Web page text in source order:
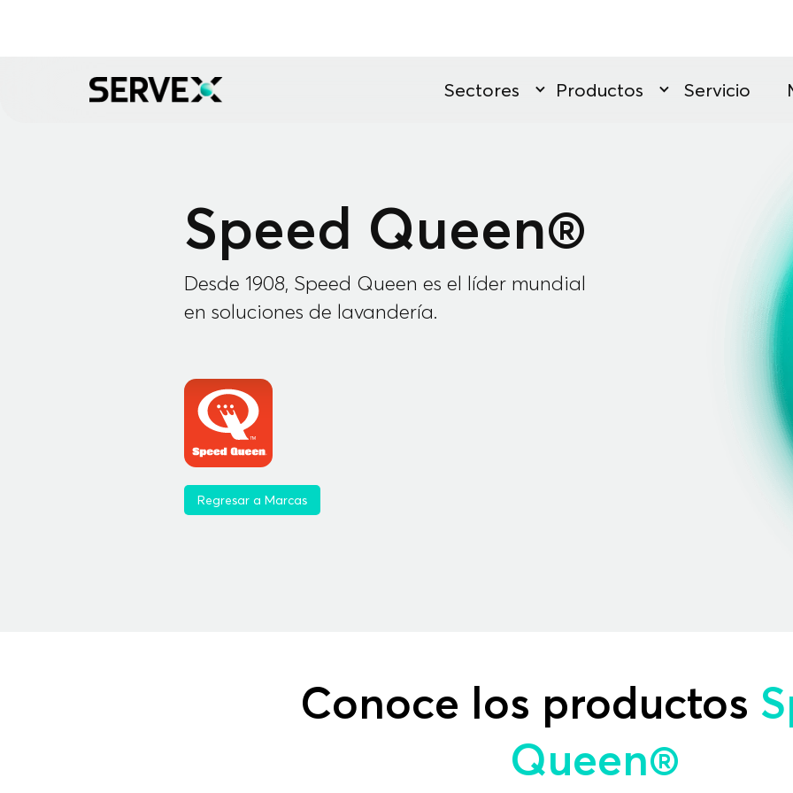
Sectores Productos Servicio
Speed Queen®
Desde 1908, Speed Queen es el líder mundial
en soluciones de lavandería.
Regresar a Marcas
Conoce los productos
Queen®